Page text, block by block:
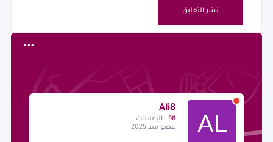
نشر التعليق
Ali8
98
الإعلانات
عضو منذ 2025